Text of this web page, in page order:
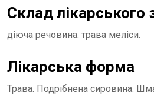
Склад лікарського
діюча речовина: трава меліси.
Лікарська форма
Трава. Подрібнена сировина.